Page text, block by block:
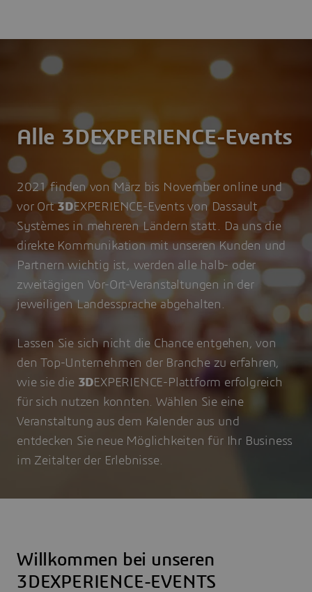
Alle 3DEXPERIENCE-Events
2021 finden von März bis November online und
vor Ort3DEXPERIENCE-Events von Dassault
Systèmes in mehreren Ländern statt. Da uns die
direkte Kommunikation mit unseren Kunden und
Partnern wichtig ist, werden alle halb- oder
zweitägigen Vor-Ort-Veranstaltungen in der
jeweiligen Landessprache abgehalten.
Lassen Sie sich nicht die Chance entgehen, von
den Top-Unternehmen der Branche zu erfahren,
wie sie die 3DEXPERIENCE-Plattform erfolgreich
für sich nutzen konnten. Wählen Sie eine
Veranstaltung aus dem Kalender aus und
entdecken Sie neue Möglichkeiten für Ihr Business
im Zeitalter der Erlebnisse.
Willkommen bei unseren
3DEXPERIENCE-EVENTS